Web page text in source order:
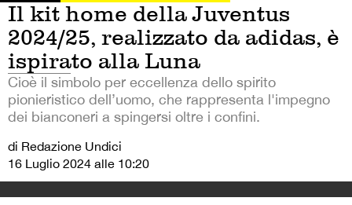
Il kit home della Juventus
2024/25, realizzato da adidas, è
ispirato alla Luna
Cioè il simbolo per eccellenza dello spirito
pionieristico dell’uomo, che rappresenta l'impegno
dei bianconeri a spingersi oltre i confini.
di Redazione Undici
16 Luglio 2024 alle 10:20